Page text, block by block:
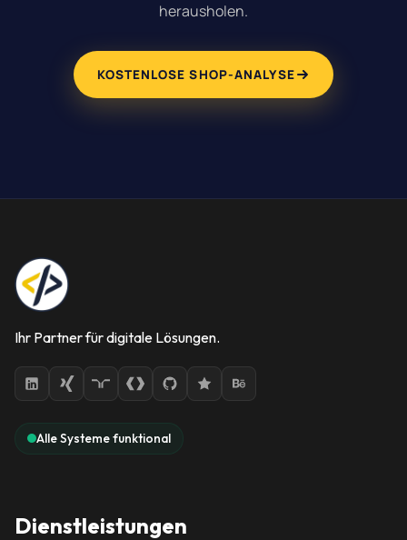
herausholen.
KOSTENLOSE SHOP-ANALYSE
Ihr Partner für digitale Lösungen.
Alle Systeme funktional
Dienstleistungen